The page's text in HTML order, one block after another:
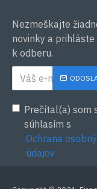
Nezmeškajte
novinky a prihláste
k odberu.
Prečítal(a) som
súhlasím s
Ochrana
údajov